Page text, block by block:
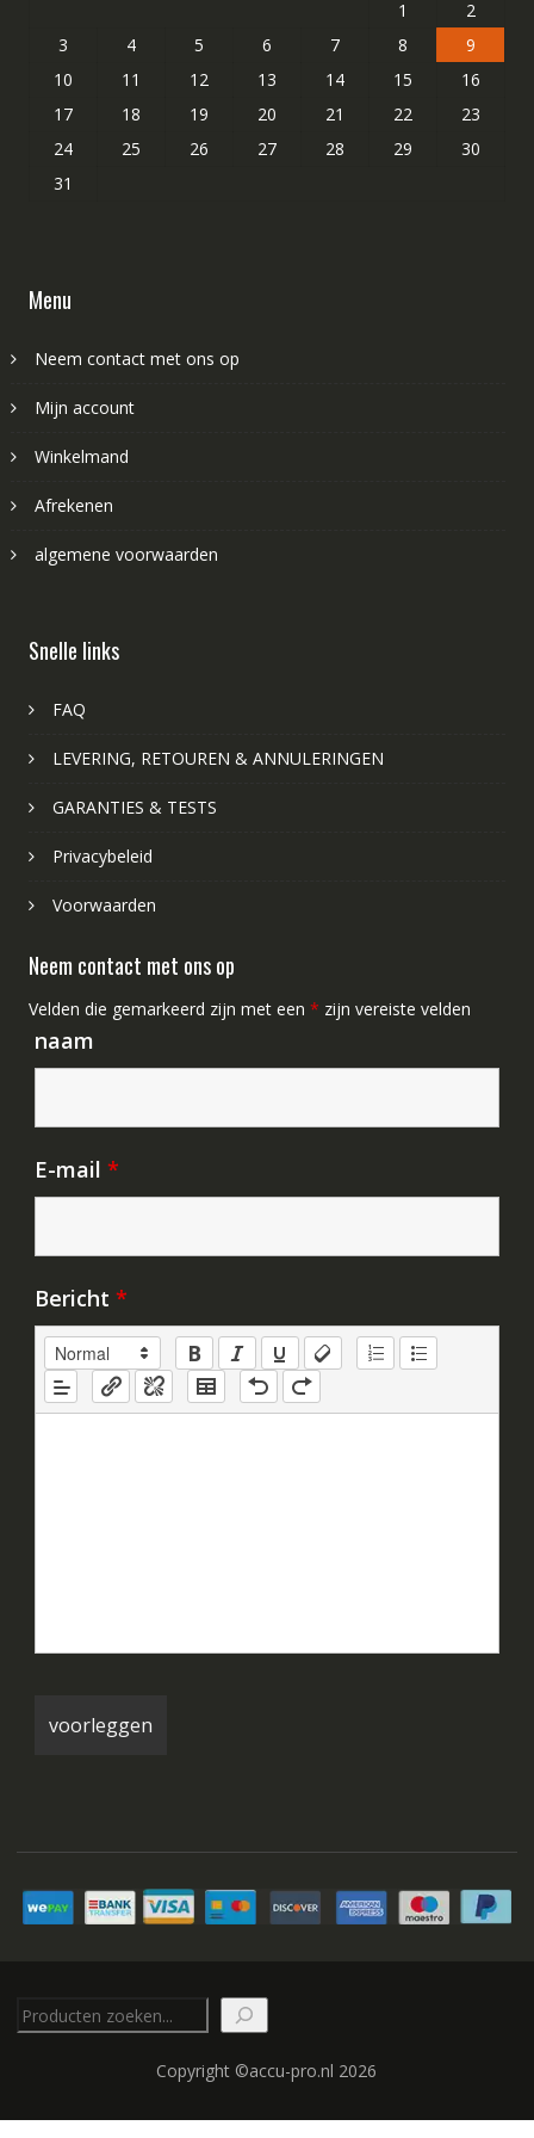
1
2
3
4 5 6 7 8
9
10
11 12 13 14 15
16
17
18 19 20 21 22
23
24
25 26 27 28 29
30
31
Menu
Neem contact met ons op
Mijn account
Winkelmand
Afrekenen
algemene voorwaarden
Snelle links
FAQ
LEVERING, RETOUREN & ANNULERINGEN
GARANTIES & TESTS
Privacybeleid
Voorwaarden
Neem contact met ons op
Velden die gemarkeerd zijn met een * zijn vereiste velden
naam
E-mail *
Bericht *
Copyright ©accu-pro.nl 2026